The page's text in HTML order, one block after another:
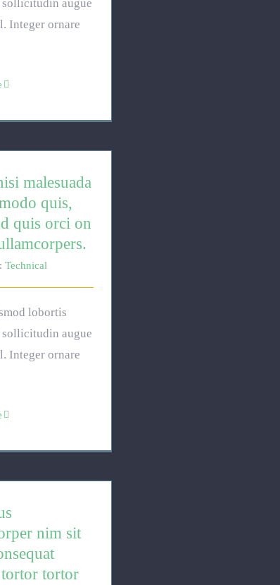
sollicitudin augue
Integer ornare
malesuada
quis,
quis orci on
Technical
lobortis
sollicitudin augue
Integer ornare
nim sit
tortor tortor